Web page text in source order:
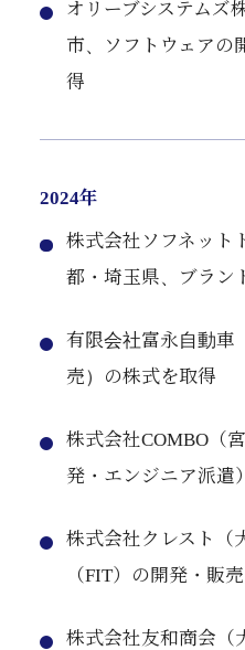
オリーブシステムズ
市、ソフトウェアの
得
2024年
株式会社ソフネット
都・埼玉県、ブラン
有限会社富永自動車
売）の株式を取得
株式会社COMBO（
発・エンジニア派遣
株式会社クレスト（
（FIT）の開発・販
株式会社友和商会（